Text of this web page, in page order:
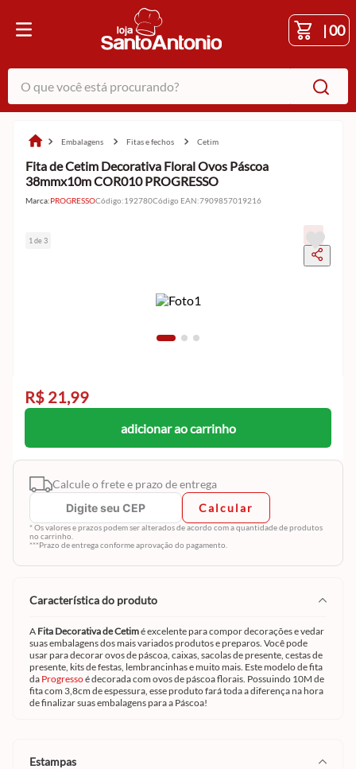
|00
O que você está procurando?
embalagens fitas e fechos cetim
Fita de Cetim Decorativa Floral Ovos Páscoa
38mmx10m COR010 PROGRESSO
Marca:PROGRESSOCódigo:192780Código EAN:7909857019216
1 de 3
R$ 21,99
adicionar ao carrinho
Calcule o frete e prazo de entrega
Calcular
* Os valores e prazos podem ser alterados de acordo com a quantidade de produtos
no carrinho.
***Prazo de entrega conforme aprovação do pagamento.
característica do produto
A Fita Decorativa de Cetimé excelente para compor decorações e vedar
suas embalagens dos mais variados produtos e preparos. Você pode
usar para decorar ovos de páscoa, caixas, sacolas de presente, cestas de
presente, kits de festas, lembrancinhas e muito mais. Este modelo de fita
da Progressoé decorada com ovos de páscoa florais. Possuindo 10M de
fita com 3,8cm de espessura, esse produto fará toda a diferença na hora
de finalizar suas embalagens para a Páscoa!
estampas